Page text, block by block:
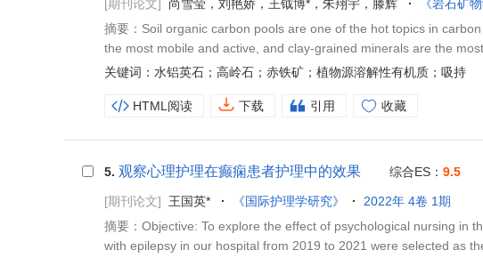
[期刊论文] 尚雪莹，刘艳娇，王钺博*，朱翔宇，滕辉 《岩石矿
摘要：Soil organic carbon pools are one of the hot topics in
the most mobile and active, and clay-grained minerals are the most
关键词：水铝英石；高岭石；赤铁矿；植物源溶解性有机质；吸持
HTML阅读 下载 引用 收藏
5. 观察心理护理在癫痫患者护理中的效果 综合ES： 9.5
[期刊论文] 王国英* 《国际护理学研究》
2022年 4卷 1期
摘要：Objective: To explore the effect of psychological nursing in
with epilepsy in our hospital from 2019 to 2021 were selected as